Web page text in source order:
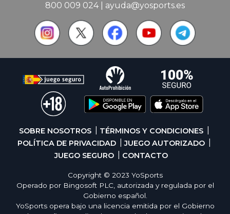
800 009 024| ayuda@yosports.es
SOBRE NOSOTROS
TÉRMINOS Y CONDICIONES
POLÍTICA DE PRIVACIDAD
JUEGO AUTORIZADO
JUEGO SEGURO
CONTACTO
Copyright © 2023 YoSports
Operado por Bingosoft PLC, autorizada y regulada por el
Gobierno español.
YoSports opera bajo una licencia emitida por el Gobierno